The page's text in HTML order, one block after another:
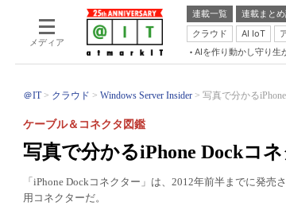
メディア
連載一覧 連載まと
クラウド
AI IoT
AIを作り動かし守り生
＠IT クラウド Windows Server Insider 写真で分かる
写真で分かるiPhone Dockコ
ケーブル＆コネクタ図鑑
「iPhone Dockコネクター」は、2012年前半までに発
用コネクターだ。